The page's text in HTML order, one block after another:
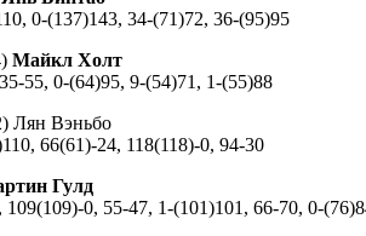
0-(137)143, 34-(71)72, 36-(95)95
Майкл Холт
55, 0-(64)95, 9-(54)71, 1-(55)88
Лян Вэньбо
66(61)-24, 118(118)-0, 94-30
Гулд
109(109)-0, 55-47, 1-(101)101, 66-70, 0-